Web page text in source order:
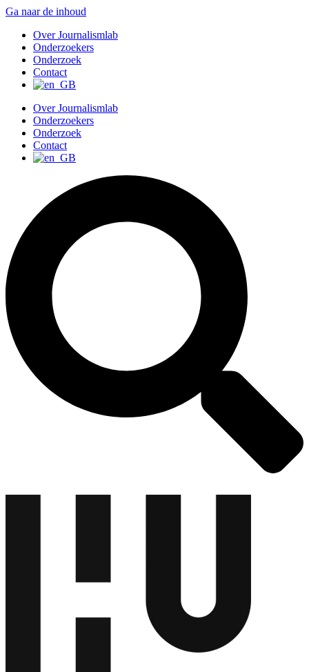
Ga naar de inhoud
Over Journalismlab
Onderzoekers
Onderzoek
Contact
Over Journalismlab
Onderzoekers
Onderzoek
Contact